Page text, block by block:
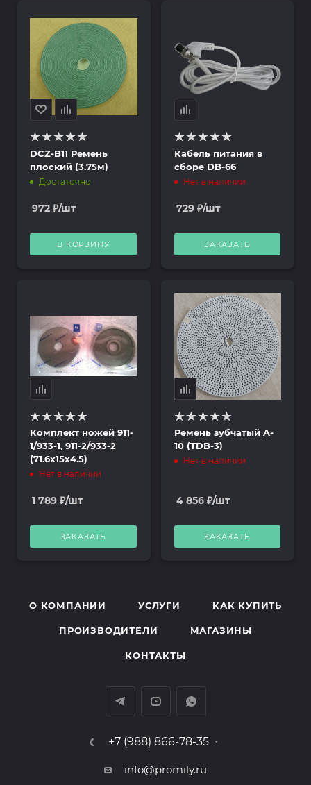
DCZ-B11 Ремень
плоский (3.75м)
Достаточно
972 ₽/шт
В КОРЗИНУ
Кабель питания в
сборе DB-66
Нет в наличии
729₽/шт
ЗАКАЗАТЬ
Комплект ножей 911-
1/933-1, 911-2/933-2
(71.6x15x4.5)
Нет в наличии
1 789 ₽/шт
ЗАКАЗАТЬ
Ремень зубчатый A-
10 (TDB-3)
Нет в наличии
4 856₽/шт
ЗАКАЗАТЬ
О КОМПАНИИ УСЛУГИ КАК КУПИТЬ
ПРОИЗВОДИТЕЛИ МАГАЗИНЫ
КОНТАКТЫ
+7 (988) 866-78-35
info@promily.ru